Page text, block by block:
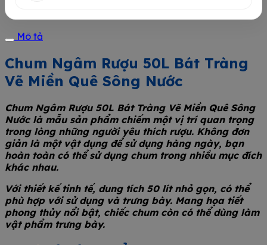
Mô tả
Chum Ngâm Rượu 50L Bát Tràng
Vẽ Miền Quê Sông Nước
Chum Ngâm Rượu 50L Bát Tràng Vẽ Miền Quê Sông
Nước là mẫu sản phẩm chiếm một vị trí quan trọng
trong lòng những người yêu thích rượu. Không đơn
giản là một vật dụng để sử dụng hàng ngày, bạn
hoàn toàn có thể sử dụng chum trong nhiều mục đích
khác nhau.
Với thiết kế tinh tế, dung tích 50 lít nhỏ gọn, có thể
phù hợp với sử dụng và trưng bày. Mang họa tiết
phong thủy nổi bật, chiếc chum còn có thể dùng làm
vật phẩm trưng bày.